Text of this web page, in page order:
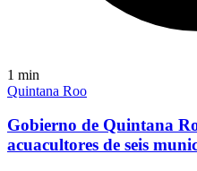
1 min
Quintana Roo
Gobierno de Quintana
acuacultores de seis